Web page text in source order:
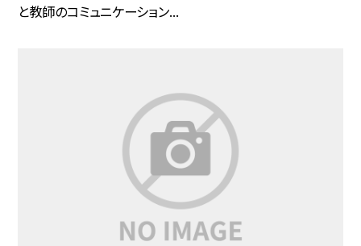
と教師のコミュニケーション...